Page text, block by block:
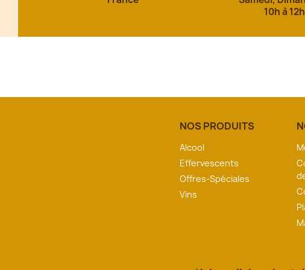
10h à
NOS PRODUITS
Alcool
Effervescents
Offres-Spéciales
Vins